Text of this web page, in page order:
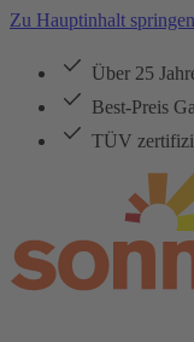
Zu Hauptinhalt springen
Über 25
Best-Preis
TÜV